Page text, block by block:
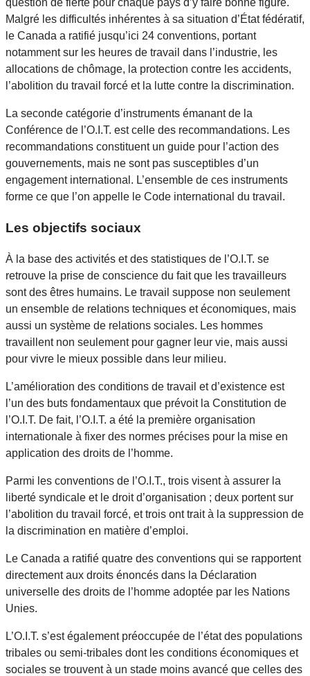
question de fierté pour chaque pays d’y faire bonne figure.
Malgré les difficultés inhérentes à sa situation d’État fédératif,
le Canada a ratifié jusqu’ici 24 conventions, portant
notamment sur les heures de travail dans l’industrie, les
allocations de chômage, la protection contre les accidents,
l’abolition du travail forcé et la lutte contre la discrimination.
La seconde catégorie d’instruments émanant de la
Conférence de l’O.I.T. est celle des recommandations. Les
recommandations constituent un guide pour l’action des
gouvernements, mais ne sont pas susceptibles d’un
engagement international. L’ensemble de ces instruments
forme ce que l’on appelle le Code international du travail.
Les objectifs sociaux
À la base des activités et des statistiques de l’O.I.T. se
retrouve la prise de conscience du fait que les travailleurs
sont des êtres humains. Le travail suppose non seulement
un ensemble de relations techniques et économiques, mais
aussi un système de relations sociales. Les hommes
travaillent non seulement pour gagner leur vie, mais aussi
pour vivre le mieux possible dans leur milieu.
L’amélioration des conditions de travail et d’existence est
l’un des buts fondamentaux que prévoit la Constitution de
l’O.I.T. De fait, l’O.I.T. a été la première organisation
internationale à fixer des normes précises pour la mise en
application des droits de l’homme.
Parmi les conventions de l’O.I.T., trois visent à assurer la
liberté syndicale et le droit d’organisation ; deux portent sur
l’abolition du travail forcé, et trois ont trait à la suppression de
la discrimination en matière d’emploi.
Le Canada a ratifié quatre des conventions qui se rapportent
directement aux droits énoncés dans la Déclaration
universelle des droits de l’homme adoptée par les Nations
Unies.
L’O.I.T. s’est également préoccupée de l’état des populations
tribales ou semi-tribales dont les conditions économiques et
sociales se trouvent à un stade moins avancé que celles des